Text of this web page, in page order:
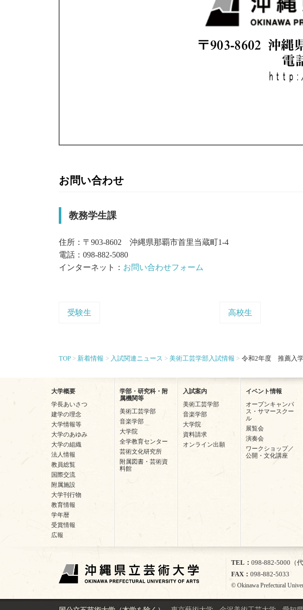
お問い合わせ
教務学生課
住所：〒903-8602 沖縄県那覇市首里当蔵町1-4
電話：098-882-5080
インターネット： お問い合わせフォーム
受験生 高校生
TOP 新着情報 入試関連ニュース 美術工芸学部入試情報 令和2年度 推薦入
大学概要
学長あいさつ
建学の理念
大学情報等
大学のあゆみ
大学の組織
法人情報
教員総覧
国際交流
附属施設
大学刊行物
教育情報
学年暦
受賞情報
広報
学部・研究科・附
属機関等
美術工芸学部
音楽学部
大学院
全学教育センター
芸術文化研究所
附属図書・芸術資
料館
入試案内
美術工芸学部
音楽学部
大学院
資料請求
オンライン出願
イベント情報
オープンキャンパ
ス・サマースクー
ル
展覧会
演奏会
ワークショップ／
公開・文化講座
TEL
098-882-5000（代
FAX
098-882-5033
© Okinawa Prefectural